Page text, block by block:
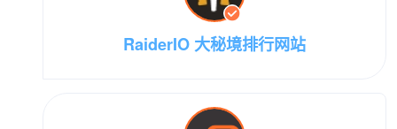
RaiderIO 大秘境排行网站